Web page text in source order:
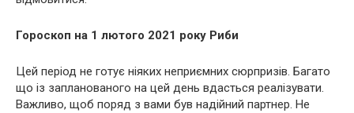
Гороскоп на 1 лютого 2021 року Риби
Цей період не готує ніяких неприємних сюрпризів. Багато
що із запланованого на цей день вдасться реалізувати.
Важливо, щоб поряд з вами був надійний партнер. Не